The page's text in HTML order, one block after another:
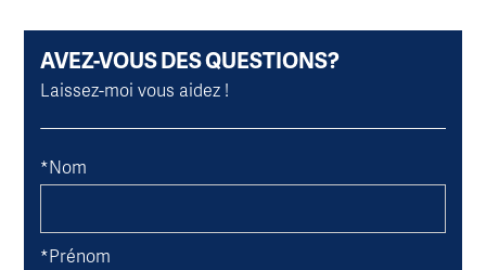
AVEZ-VOUS DES QUESTIONS?
Laissez-moi vous aidez !
*Nom
*Prénom